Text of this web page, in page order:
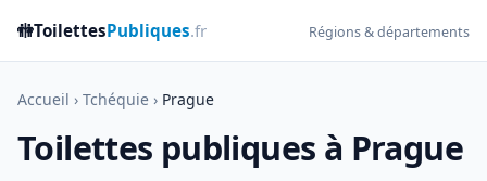
🚻ToilettesPubliques.fr Régions & départements
Accueil › Tchéquie › Prague
Toilettes publiques à Prague